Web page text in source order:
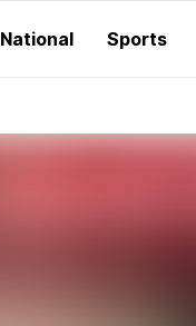
National Sports